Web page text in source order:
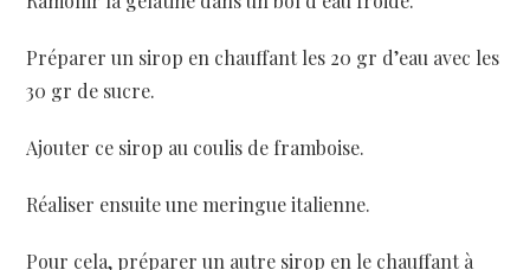
Préparer un sirop en chauffant les 20 gr d’eau avec les
30 gr de sucre.
Ajouter ce sirop au coulis de framboise.
Réaliser ensuite une meringue italienne.
Pour cela, préparer un autre sirop en le chauffant à